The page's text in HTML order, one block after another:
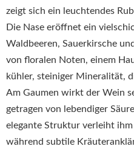
zeigt sich ein leuchtendes
Die Nase eröffnet ein
Waldbeeren, Sauerkirsche
von floralen Noten, einem
kühler, steiniger Mineralität,
Am Gaumen wirkt der Wein
getragen von lebendiger
elegante Struktur verleiht
während subtile